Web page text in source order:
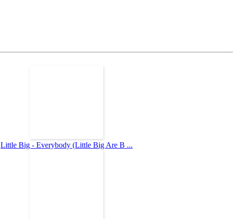
Little Big - Everybody (Little Big Are B ...